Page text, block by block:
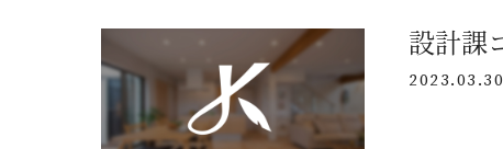
ニュース
2023.03.30